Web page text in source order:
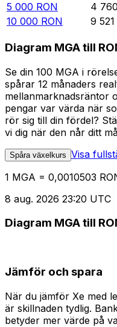
5 000 RON 4
10 000 RON 9 521
Diagram MGA till
Se din 100 MGA i
spårar 12 månaders
mellanmarknadsräntor
pengar var värda när
rör sig till din fördel?
vi dig när den når ditt
Spåra växelkurs Visa
1 MGA = 0,0010503
8 aug. 2026 23:20 UTC
Diagram MGA till
Jämför och spara
När du jämför Xe med
är skillnaden tydlig.
betyder mer värde på